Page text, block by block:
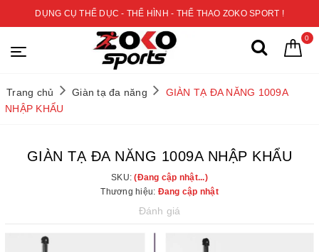
DỤNG CỤ THỂ DỤC - THỂ HÌNH - THỂ THAO ZOKO SPORT !
0
Trang chủ Giàn tạ đa năng
GIÀN TẠ ĐA NĂNG 1009A
NHẬP KHẨU
GIÀN TẠ ĐA NĂNG 1009A NHẬP KHẨU
SKU:(Đang cập nhật...)
Thương hiệu: Đang cập nhật
Đánh giá